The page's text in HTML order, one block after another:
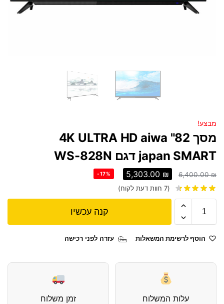
מבצע!
מסך 82" 4K ULTRA HD aiwa
japan SMART דגם WS-828N
6,400.00₪
5,303.00 ₪
-17%
(
7 חוות דעת לקוח)
קנה עכשיו
הוסף לרשימת המשאלות עזרה לפני רכישה
עלות המשלוח
זמן משלוח